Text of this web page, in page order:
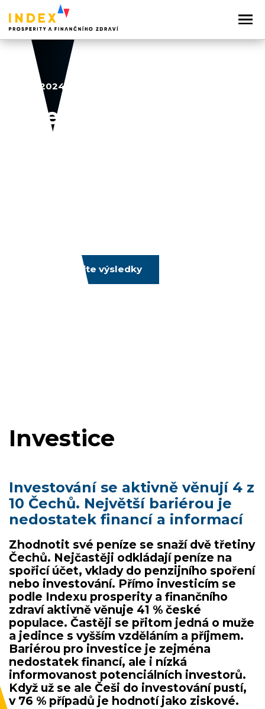
16. 10. 2024
Investice
Prozkoumejte výsledky
Investice
Investování se aktivně věnují 4 z
10 Čechů. Největší bariérou je
nedostatek financí a informací
Zhodnotit své peníze se snaží dvě třetiny
Čechů. Nejčastěji odkládají peníze na
spořicí účet, vklady do penzijního spoření
nebo investování. Přímo investicím se
podle Indexu prosperity a finančního
zdraví aktivně věnuje 41 % české
populace. Častěji se přitom jedná o muže
a jedince s vyšším vzděláním a příjmem.
Bariérou pro investice je zejména
nedostatek financí, ale i nízká
informovanost potenciálních investorů.
Když už se ale Češi do investování pustí,
v 76 % případů je hodnotí jako ziskové.